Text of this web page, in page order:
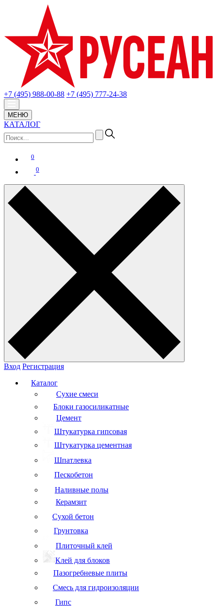
+7 (495) 988-00-88 +7 (495) 777-24-38
МЕНЮ
КАТАЛОГ
0
0
Вход Регистрация
Каталог
Сухие смеси
Блоки газосиликатные
Цемент
Штукатурка гипсовая
Штукатурка цементная
Шпатлевка
Пескобетон
Наливные полы
Керамзит
Сухой бетон
Грунтовка
Плиточный клей
Клей для блоков
Пазогребневые плиты
Смесь для гидроизоляции
Гипс